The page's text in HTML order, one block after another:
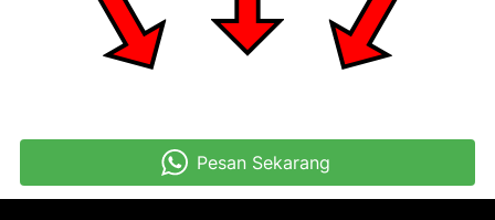
` Pesan Sekarang